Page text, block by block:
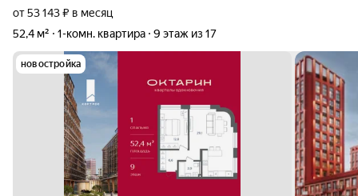
от 53 143 ₽ в месяц
52,4 м²
1-комн. квартира 9 этаж из 17
новостройка